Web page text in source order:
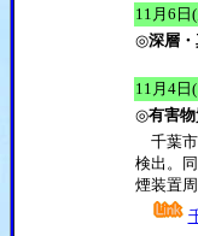
11月6日
◎深層
11月4日
◎有害
千葉市
検出。
煙装置